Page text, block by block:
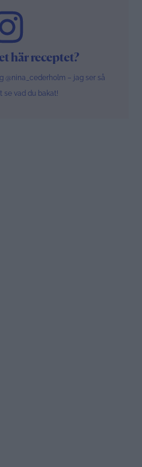
här receptet?
@nina_cederholm – jag ser så
se vad du bakat!